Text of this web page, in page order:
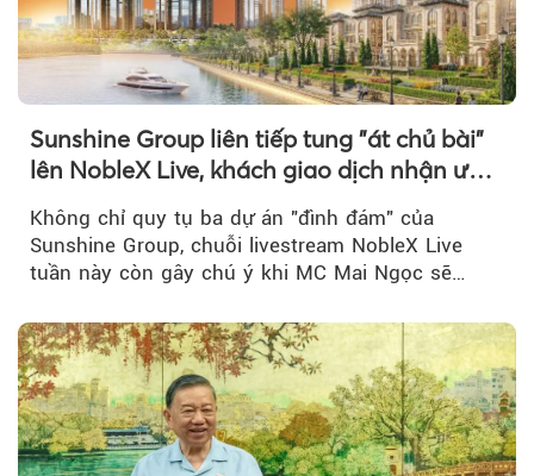
Sunshine Group liên tiếp tung "át chủ bài"
lên NobleX Live, khách giao dịch nhận ưu
Không chỉ quy tụ ba dự án "đình đám" của
Sunshine Group, chuỗi livestream NobleX Live
tuần này còn gây chú ý khi MC Mai Ngọc sẽ